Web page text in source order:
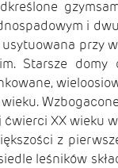
i
Starsze
XX wieku
z
leśników